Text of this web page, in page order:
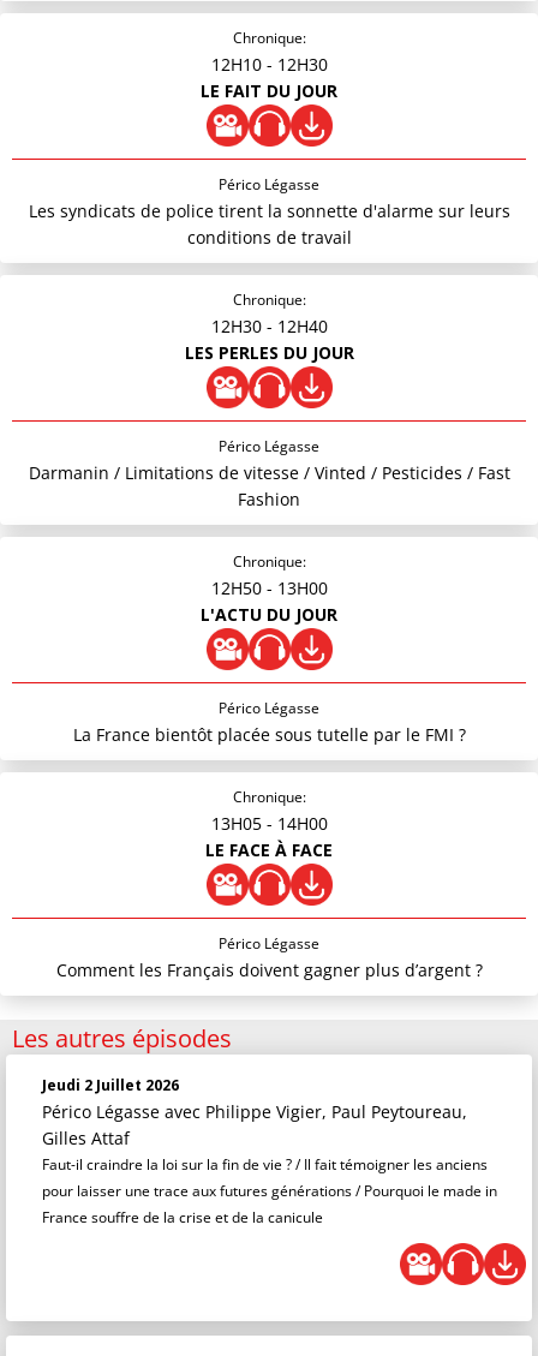
Chronique:
12H10 - 12H30
LE FAIT DU JOUR
Périco Légasse
Les syndicats de police tirent la sonnette d'alarme sur leurs
conditions de travail
Chronique:
12H30 - 12H40
LES PERLES DU JOUR
Périco Légasse
Darmanin / Limitations de vitesse / Vinted / Pesticides / Fast
Fashion
Chronique:
12H50 - 13H00
L'ACTU DU JOUR
Périco Légasse
La France bientôt placée sous tutelle par le FMI ?
Chronique:
13H05 - 14H00
LE FACE À FACE
Périco Légasse
Comment les Français doivent gagner plus d’argent ?
Les autres épisodes
Jeudi 2 Juillet 2026
Périco Légasse avec Philippe Vigier, Paul Peytoureau,
Gilles Attaf
Faut-il craindre la loi sur la fin de vie ? / Il fait témoigner les anciens
pour laisser une trace aux futures générations / Pourquoi le made in
France souffre de la crise et de la canicule